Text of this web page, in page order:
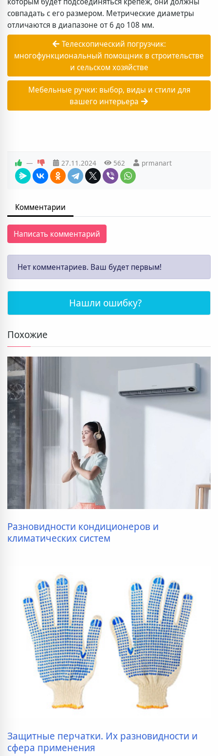
совпадать с его размером. Метрические диаметры
отличаются в диапазоне от 6 до 108 мм.
Телескопический погрузчик:
многофункциональный помощник в строительстве
и сельском хозяйстве
Мебельные ручки: выбор, виды и стили для
вашего интерьера
— 27.11.2024 562 prmanart
Комментарии
Написать комментарий
Нет комментариев. Ваш будет первым!
Нашли ошибку?
Похожие
Разновидности кондиционеров и
климатических систем
Защитные перчатки. Их разновидности и
сфера применения